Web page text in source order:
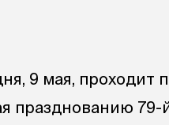
9 мая, проходит
празднованию